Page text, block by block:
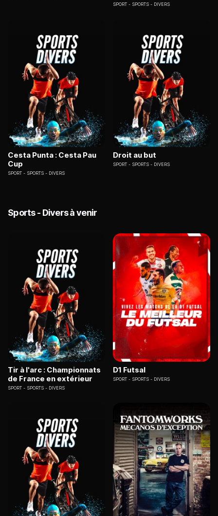
SPORT SPORTS - DIVERS
Cesta Punta : Cesta Pau
Cup
SPORT SPORTS - DIVERS
Droit au but
SPORT SPORTS - DIVERS
Sports - Divers à venir
Tir à l'arc : Championnats
de France en extérieur
SPORT SPORTS - DIVERS
D1 Futsal
SPORT SPORTS - DIVERS